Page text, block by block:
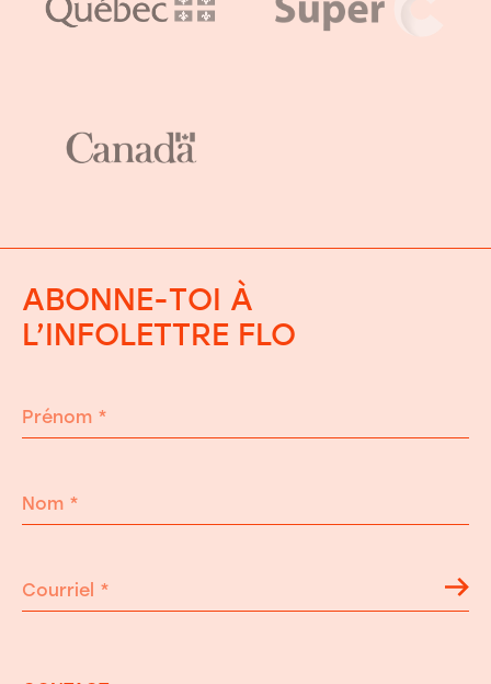
ABONNE-TOI À
L’INFOLETTRE FLO
Prénom *
Nom *
Courriel *